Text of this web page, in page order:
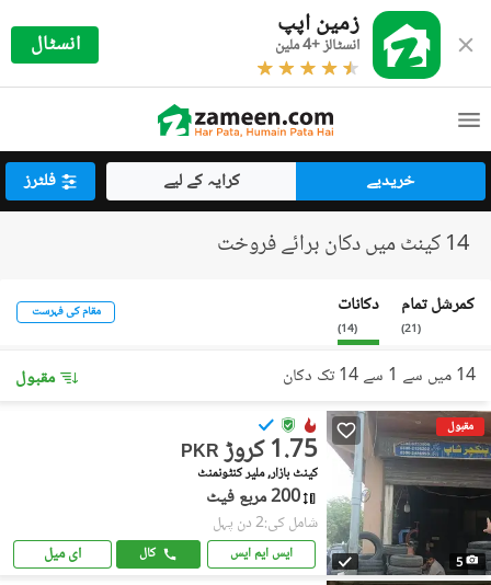
زمین اپپ
انسٹالز +4 ملین انسٹال
خریدیے کرایہ کے لیے فلٹرز
14 کینٹ میں دکان برائے فروخت
کمرشل تمام
(
21
)
دکانات
(
14
)
مقام کی فہرست
14 میں سے 1 سے 14 تک دکان مقبول
مقبول
5
PKR 1.75 کروڑ
کینٹ بازار, ملیر کنٹونمنٹ
200 مربع فیٹ
شامل کی:2 دن پہل
ایس ایم ایس کال ای میل